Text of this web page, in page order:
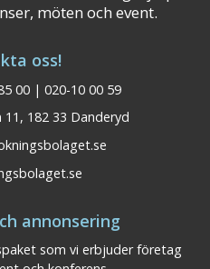
möten och event.
oss!
00 | 020-10 00 59
11, 182 33 Danderyd
annonsering
som vi erbjuder företag